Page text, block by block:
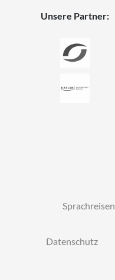
Unsere Partner:
Sprachreisen
Datenschutz